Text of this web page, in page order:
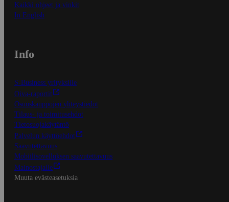
Kaikki ohjeet ja vinkit
In English
Info
S-Business yrityksille
Oiva-raportit
Osuuskauppojen yhteystiedot
Tilaus- ja toimitusehdot
Tietosuojakäytäntö
Palvelun käyttöehdot
Saavutettavuus
Mobiilisovelluksen saavutettavuus
Mainostajalle
Muuta evästeasetuksia